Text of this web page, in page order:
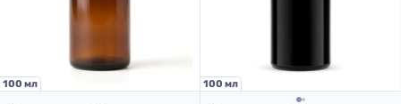
100 мл 100 мл